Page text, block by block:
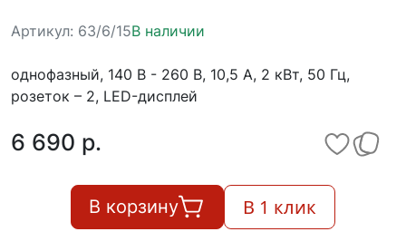
Артикул: 63/6/15В наличии
однофазный, 140 В - 260 В, 10,5 А, 2 кВт, 50 Гц,
розеток – 2, LED-дисплей
6 690 p.
В корзину В 1 клик